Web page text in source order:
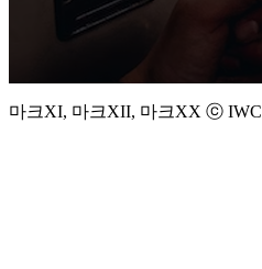
마크XI, 마크XII, 마크XX ⓒ IWC